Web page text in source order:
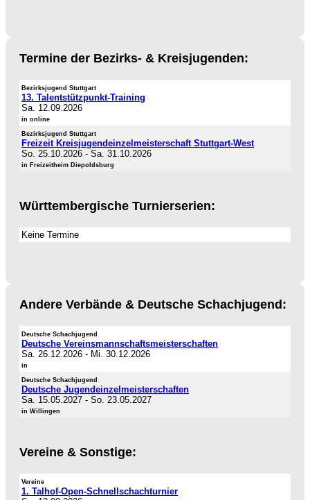
Termine der Bezirks- & Kreisjugenden:
Bezirksjugend Stuttgart
13. Talentstützpunkt-Training
Sa. 12.09.2026
in online
Bezirksjugend Stuttgart
Freizeit Kreisjugendeinzelmeisterschaft Stuttgart-West
So. 25.10.2026 - Sa. 31.10.2026
in Freizeitheim Diepoldsburg
Württembergische Turnierserien:
Keine Termine
Andere Verbände & Deutsche Schachjugend:
Deutsche Schachjugend
Deutsche Vereinsmannschaftsmeisterschaften
Sa. 26.12.2026 - Mi. 30.12.2026
in
Deutsche Schachjugend
Deutsche Jugendeinzelmeisterschaften
Sa. 15.05.2027 - So. 23.05.2027
in Willingen
Vereine & Sonstige:
Vereine
1. Talhof-Open-Schnellschachturnier